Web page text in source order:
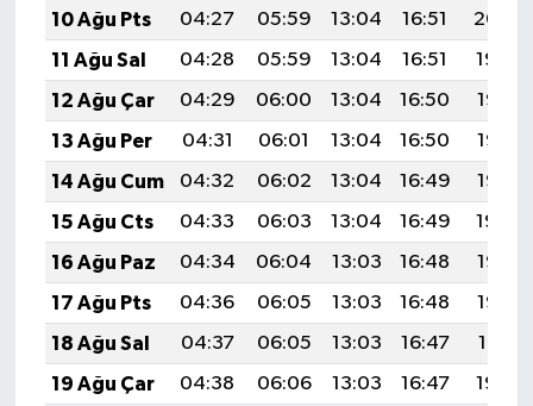
10 Ağu Pts
04:27 05:59 13:04 16:51
20:00
11 Ağu Sal
04:28 05:59 13:04 16:51
19:59
12 Ağu Çar
04:29 06:00 13:04 16:50
19:58
13 Ağu Per
04:31 06:01 13:04 16:50
19:57
14 Ağu Cum
04:32 06:02 13:04 16:49
19:56
15 Ağu Cts
04:33 06:03 13:04 16:49
19:54
16 Ağu Paz
04:34 06:04 13:03 16:48
19:53
17 Ağu Pts
04:36 06:05 13:03 16:48
19:52
18 Ağu Sal
04:37 06:05 13:03 16:47
19:51
19 Ağu Çar
04:38 06:06 13:03 16:47
19:49